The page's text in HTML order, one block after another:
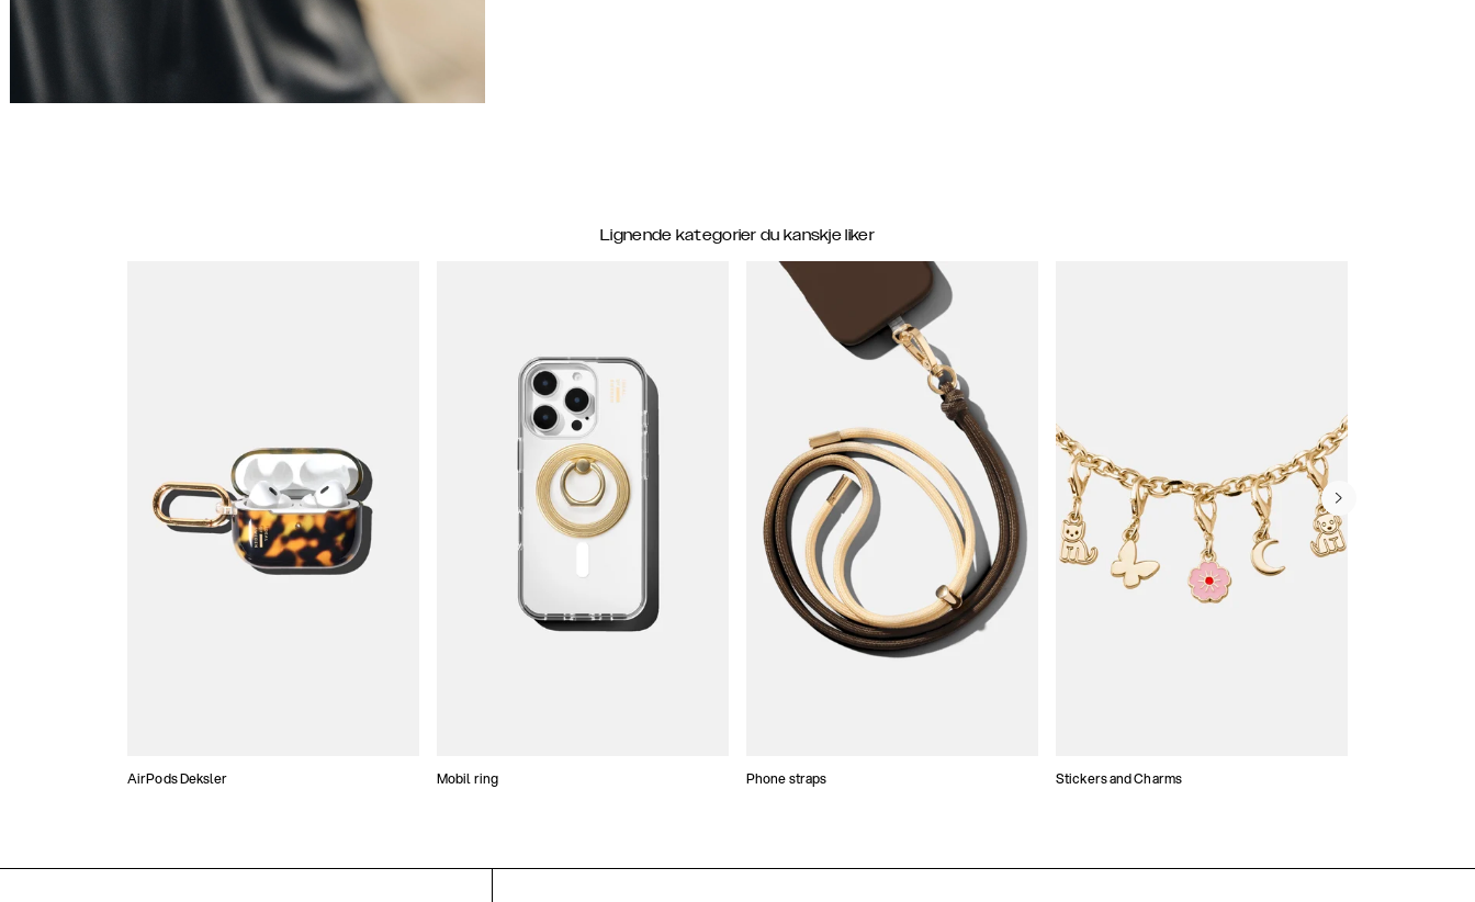
Lignende kategorier du kanskje liker
AirPods Deksler Mobil ring Phone straps Stickers and Charms